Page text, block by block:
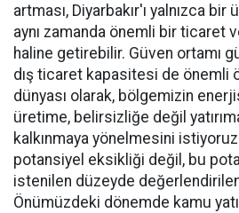
artması, Diyarbakır'ı yalnızca
aynı zamanda önemli bir ticaret
haline getirebilir. Güven ortamı
dış ticaret kapasitesi de önemli
dünyası olarak, bölgemizin
üretime, belirsizliğe değil
kalkınmaya yönelmesini
potansiyel eksikliği değil, bu
istenilen düzeyde
Önümüzdeki dönemde kamu